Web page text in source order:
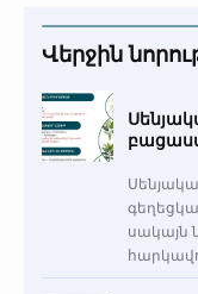
Վերջին
սակայն